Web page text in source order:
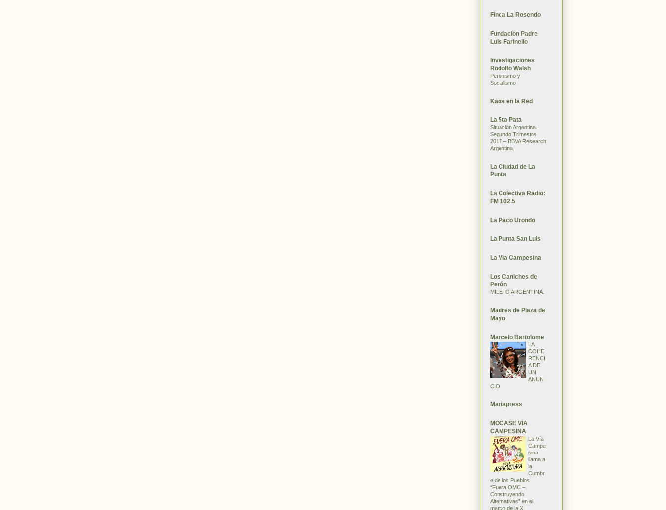
Finca La Rosendo
Fundacion Padre
Luis Farinello
Investigaciones
Rodolfo Walsh
Peronismo y
Socialismo
Kaos en la Red
La 5ta Pata
Situación Argentina.
Segundo Trimestre
2017 – BBVA Research
Argentina.
La Ciudad de La
Punta
La Colectiva Radio:
FM 102.5
La Paco Urondo
La Punta San Luis
La Via Campesina
Los Caniches de
Perón
MILEI O ARGENTINA.
Madres de Plaza de
Mayo
Marcelo Bartolome
LA
COHE
RENCI
A DE
UN
ANUN
CIO
Mariapress
MOCASE VIA
CAMPESINA
La Vía
Campe
sina
llama a
la
Cumbr
e de los Pueblos
“Fuera OMC –
Construyendo
Alternativas” en el
marco de la XI